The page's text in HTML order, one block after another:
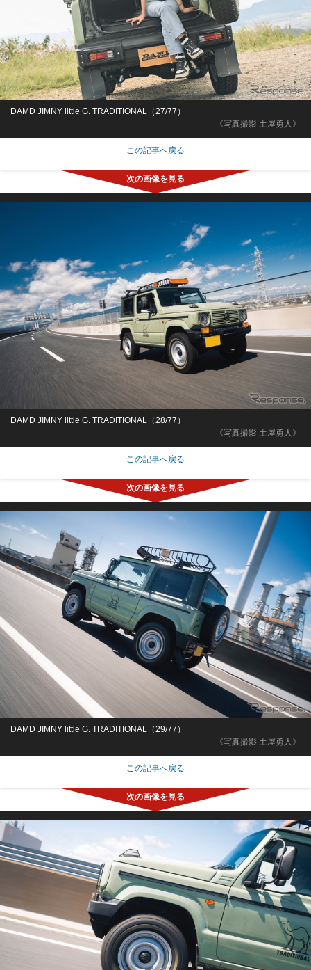
《写真撮影 土屋勇人》
DAMD JIMNY little G. TRADITIONAL（27/77）
この記事へ戻る
《写真撮影 土屋勇人》
DAMD JIMNY little G. TRADITIONAL（28/77）
この記事へ戻る
《写真撮影 土屋勇人》
DAMD JIMNY little G. TRADITIONAL（29/77）
この記事へ戻る